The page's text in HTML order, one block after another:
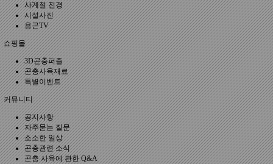
사계절 전경
시설사진
용곤TV
쇼핑몰
3D곤충퍼즐
곤충사육재료
특별이벤트
커뮤니티
공지사항
자주묻는 질문
소소한 일상
곤충관련 소식
곤충 사육에 관한 Q&A